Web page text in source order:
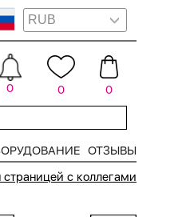
0 0 0
ОТЗЫВЫ
страницей с коллегами